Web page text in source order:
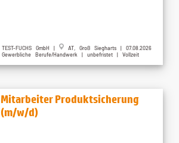
TEST-FUCHS GmbH |
AT, Groß Siegharts | 07.08.2026
Gewerbliche Berufe/Handwerk | unbefristet | Vollzeit
Mitarbeiter Produktsicherung
(m/w/d)